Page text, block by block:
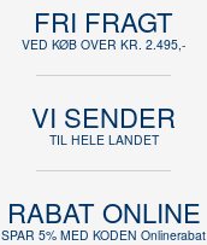
FRI FRAGT
VED KØB OVER KR. 2.495,-
VI SENDER
TIL HELE LANDET
RABAT ONLINE
SPAR 5% MED KODEN Onlinerabat